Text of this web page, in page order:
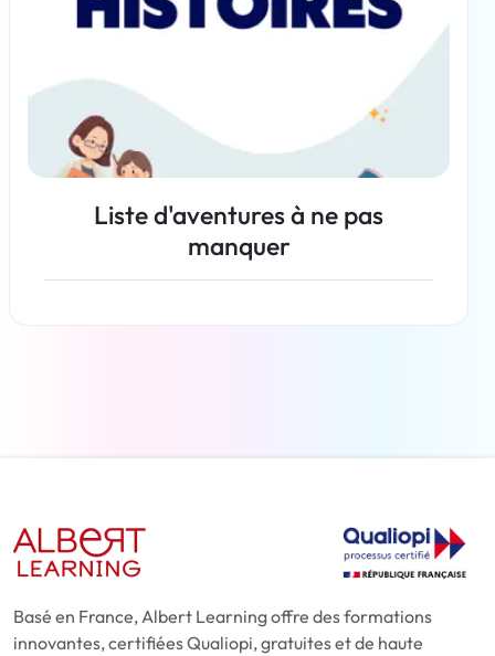
Liste d'aventures à ne pas
manquer
Basé en France, Albert Learning offre des formations
innovantes, certifiées Qualiopi, gratuites et de haute